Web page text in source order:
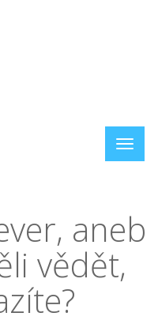
aneb
vědět,